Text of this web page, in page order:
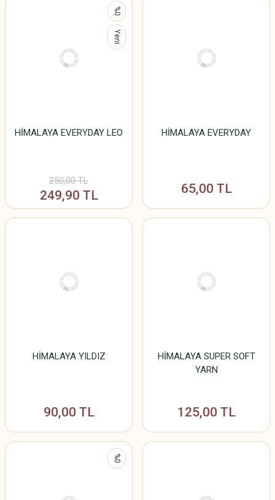
%0
Yeni
HİMALAYA EVERYDAY LEO
250,00 TL
249,90 TL
HİMALAYA EVERYDAY
65,00 TL
HİMALAYA YILDIZ
90,00 TL
HİMALAYA SUPER SOFT
YARN
125,00 TL
%0